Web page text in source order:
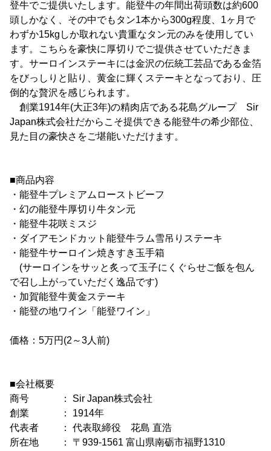
登牛でご提供いたします。能登牛の年間出荷頭数は約600
頭しかなく、その中でもタン1本から300g程度、1ヶ月で
わずか15kgしか取れない貴重なタン元のみを使用してい
ます。こちらを豪快に厚切りでご提供させていただきま
す。サーロインステーキには金沢の伝統工芸品である金箔
をびっしりと貼り、黄金に輝くステーキとなっており、圧
倒的な贅沢を感じられます。
創業1914年(大正3年)の精肉店である花島グループ Sir
Japan株式会社だからこそ提供できる能登牛の希少部位、
見た目の豪快さをご堪能いただけます。
■商品内容
・能登牛プレミアムローストビーフ
・幻の能登牛厚切り牛タン元
・能登牛花咲ミスジ
・ダイアモンドカット能登牛ラム雪吊りステーキ
・能登牛サーロイン焼きすき玉手箱
(サーロインをサッと炙って玉子にくぐらせご飯を包ん
で召し上がっていただく逸品です)
・加賀能登牛黄金ステーキ
・能登の地ワイン「能登ワイン」
価格：5万円(2～3人前)
■会社概要
商号 ： Sir Japan株式会社
創業 ： 1914年
代表者 ： 代表取締役 花島 直浩
所在地 ： 〒939-1561 富山県南砺市福野1310